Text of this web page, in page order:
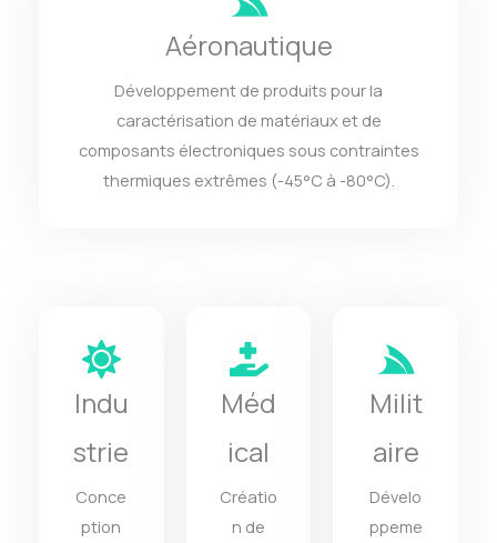
Aéronautique
Développement de produits pour la
caractérisation de matériaux et de
composants électroniques sous contraintes
thermiques extrêmes (-45°C à -80°C).
Indu
strie
Conce
ption
Méd
ical
Créatio
n de
Milit
aire
Dévelo
ppeme